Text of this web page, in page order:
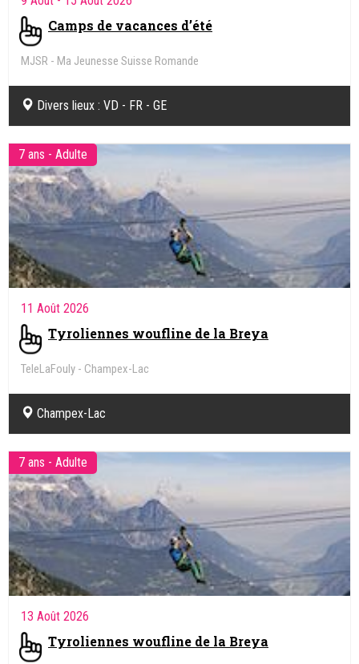
Camps de vacances d’été
MJSR - Ma Jeunesse Suisse Romande
Divers lieux : VD - FR - GE
7 ans - Adulte
11 Août 2026
Tyroliennes woufline de la Breya
TeleLaFouly - Champex-Lac
Champex-Lac
7 ans - Adulte
13 Août 2026
Tyroliennes woufline de la Breya